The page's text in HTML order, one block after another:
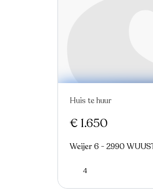
Nieuw
Huis te huur
€ 1.650
Weijer 6 - 2990
4